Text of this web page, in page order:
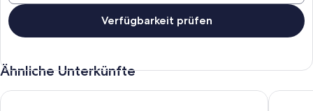
Verfügbarkeit prüfen
Ähnliche Unterkünfte
Panoramablick auf die Glénans-Inseln. Direkter Zugang zum
Haus